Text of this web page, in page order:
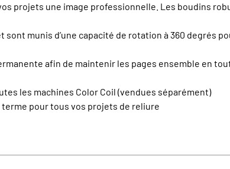
projets une image professionnelle. Les boudins
munis d’une capacité de rotation à 360 degrés
afin de maintenir les pages ensemble en
les machines Color Coil (vendues séparément)
pour tous vos projets de reliure